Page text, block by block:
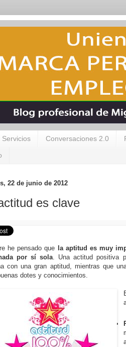
Servicios Conversaciones 2.0
22 de junio de 2012
es clave
he pensado que la aptitud es muy
por sí sola . Una actitud positiva
con una gran aptitud, mientras que
dotes y conocimientos.